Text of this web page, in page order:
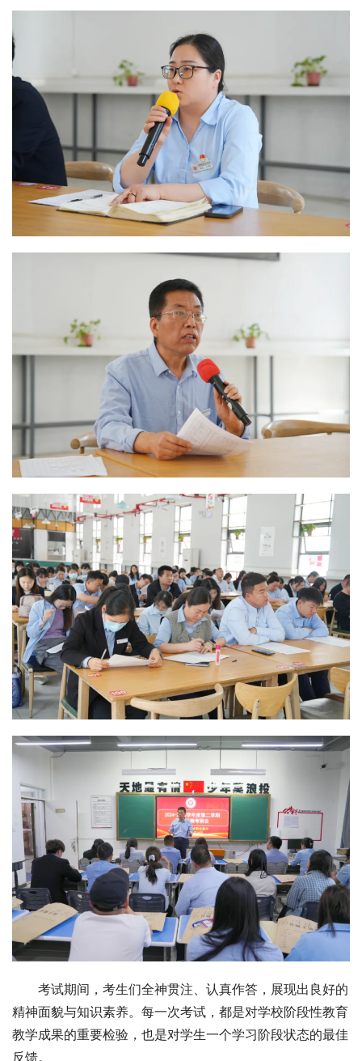
考试期间，考生们全神贯注、认真作答，展现出良好的
精神面貌与知识素养。每一次考试，都是对学校阶段性教育
教学成果的重要检验，也是对学生一个学习阶段状态的最佳
反馈。